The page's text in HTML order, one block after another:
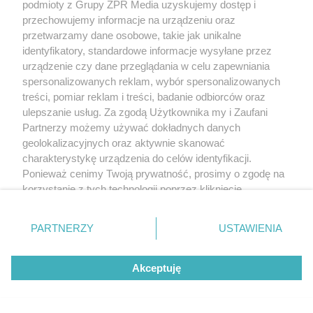
IMPREZA
Enej, Norbi i nie tylko. Wielka
impreza w Supraślu. Światowe
Mistrzostwa w Pieczeniu Babki i
Kiszki Ziemniaczanej
podmioty z Grupy ZPR Media uzyskujemy dostęp i
przechowujemy informacje na urządzeniu oraz
przetwarzamy dane osobowe, takie jak unikalne
identyfikatory, standardowe informacje wysyłane przez
urządzenie czy dane przeglądania w celu zapewniania
spersonalizowanych reklam, wybór spersonalizowanych
treści, pomiar reklam i treści, badanie odbiorców oraz
ulepszanie usług. Za zgodą Użytkownika my i Zaufani
Partnerzy możemy używać dokładnych danych
geolokalizacyjnych oraz aktywnie skanować
charakterystykę urządzenia do celów identyfikacji.
Ponieważ cenimy Twoją prywatność, prosimy o zgodę na
korzystanie z tych technologii poprzez kliknięcie
zmienić/wycofać klikając przycisk ustawień prywatności
znajdujący się w lewym dolnym rogu strony
rodzaje przetwarzania danych nie wymagają zgody
użytkownika, ale masz prawo sprzeciwić się takiemu
przetwarzaniu. Preferencje będą miały zastosowanie tylko
PARTNERZY USTAWIENIA
Akceptuję